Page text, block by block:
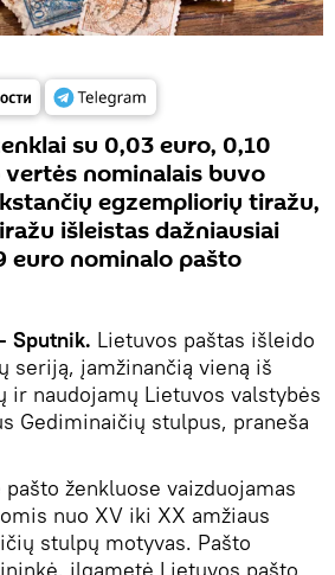
su 0,03 euro, 0,10
nominalais buvo
egzempliorių tiražu,
išleistas dažniausiai
euro nominalo pašto
Sputnik. Lietuvos paštas išleido
seriją, įamžinančią vieną iš
ir naudojamų Lietuvos valstybės
Gediminaičių stulpus, praneša
ženkluose vaizduojamas
nuo XV iki XX amžiaus
stulpų motyvas. Pašto
ilgametė Lietuvos pašto